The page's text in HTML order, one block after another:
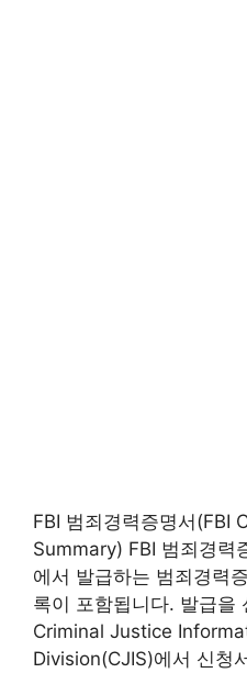
FBI 범죄경력증명서(FBI
Summary) FBI 범죄경력
에서 발급하는 범죄경력
록이 포함됩니다. 발급을
Criminal Justice
Division(CJIS)에서 신청